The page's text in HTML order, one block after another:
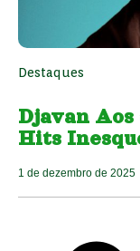
Destaques
Djavan Aos
Hits
1 de dezembro de 2025